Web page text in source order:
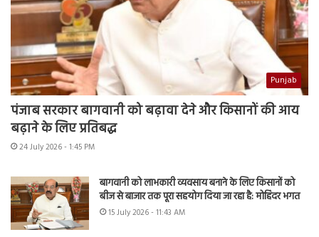
Punjab
पंजाब सरकार बागवानी को बढ़ावा देने और किसानों की आय
बढ़ाने के लिए प्रतिबद्ध
24 July 2026 - 1:45 PM
बागवानी को लाभकारी व्यवसाय बनाने के लिए किसानों को
बीज से बाजार तक पूरा सहयोग दिया जा रहा है: मोहिंदर भगत
15 July 2026 - 11:43 AM